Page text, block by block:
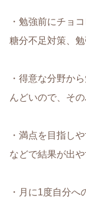
・勉強前にチョ
糖分不足対策、
・得意な分野か
んどいので、そ
・満点を目指し
などで結果が出
・月に1度自分へ